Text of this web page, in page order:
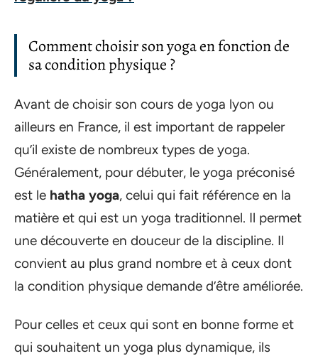
Comment choisir son yoga en fonction de
sa condition physique ?
Avant de choisir son cours de yoga lyon ou
ailleurs en France, il est important de rappeler
qu’il existe de nombreux types de yoga.
Généralement, pour débuter, le yoga préconisé
est le hatha yoga, celui qui fait référence en la
matière et qui est un yoga traditionnel. Il permet
une découverte en douceur de la discipline. Il
convient au plus grand nombre et à ceux dont
la condition physique demande d’être améliorée.
Pour celles et ceux qui sont en bonne forme et
qui souhaitent un yoga plus dynamique, ils